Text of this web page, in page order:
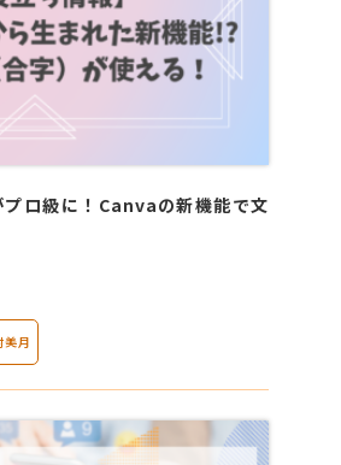
プロ級に！Canvaの新機能で文
美月